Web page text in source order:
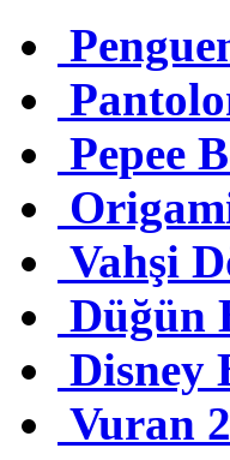
Pepee
Vahşi
Düğün
Disney
Vuran 2